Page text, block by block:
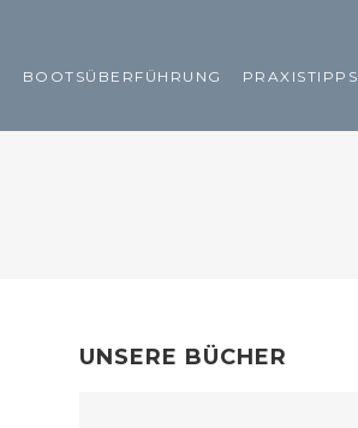
BOOTSÜBERFÜHRUNG PRAXISTIPPS
UNSERE BÜCHER